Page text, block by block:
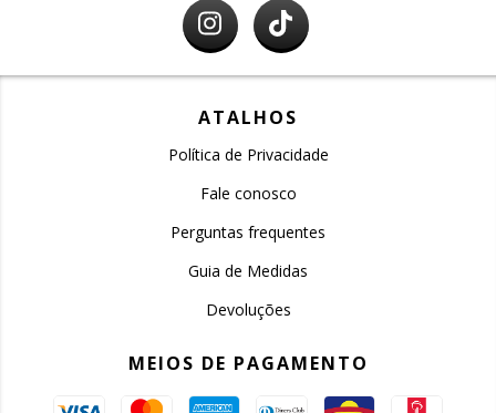
ATALHOS
Política de Privacidade
Fale conosco
Perguntas frequentes
Guia de Medidas
Devoluções
MEIOS DE PAGAMENTO